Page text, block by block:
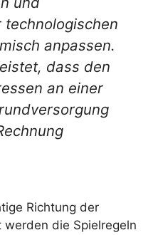
anpassen.
dass den
an einer
Richtung der
die Spielregeln